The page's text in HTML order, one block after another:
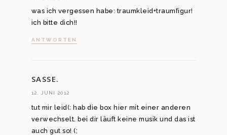
was ich vergessen habe: traumkleid+traumfigur!
ich bitte dich!!
ANTWORTEN
SASSE.
12. JUNI 2012
tut mir leid(: hab die box hier mit einer anderen
verwechselt. bei dir läuft keine musik und das ist
auch gut so! (;